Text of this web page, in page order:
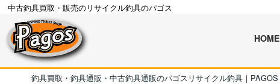
中古釣具買取・販売のリサイクル釣具のパゴス
HOME
釣具買取・釣具通販・中古釣具通販のパゴスリサイクル釣具｜PAGOS